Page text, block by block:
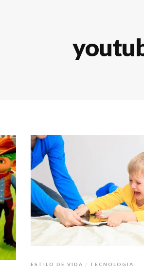
ESTILO DE VIDA TECNOLOGIA